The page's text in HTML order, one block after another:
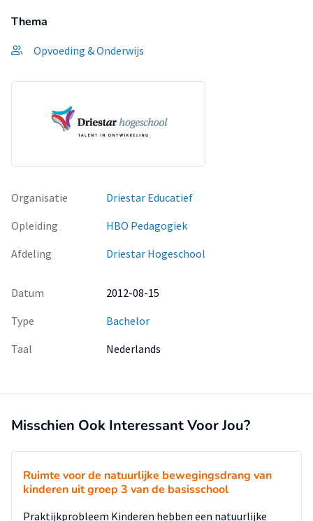
Thema
Opvoeding & Onderwijs
Organisatie
Driestar Educatief
Opleiding
HBO Pedagogiek
Afdeling
Driestar Hogeschool
Datum
2012-08-15
Type
Bachelor
Taal
Nederlands
Misschien Ook Interessant Voor Jou?
Ruimte voor de natuurlijke bewegingsdrang van
kinderen uit groep 3 van de basisschool
Praktijkprobleem Kinderen hebben een natuurlijke